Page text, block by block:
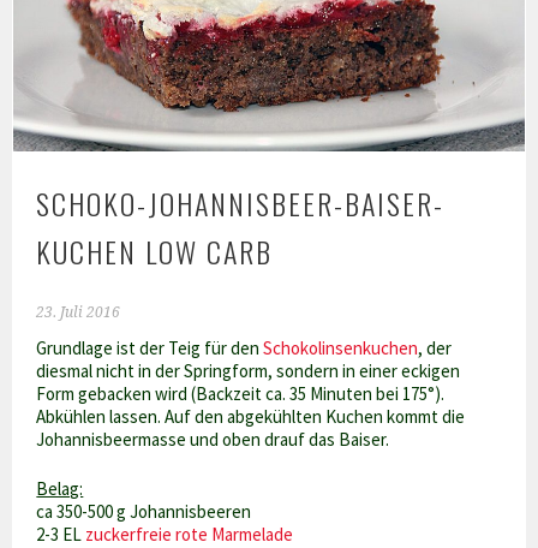
SCHOKO-JOHANNISBEER-BAISER-
KUCHEN LOW CARB
23. Juli 2016
Grundlage ist der Teig für denSchokolinsenkuchen, der
diesmal nicht in der Springform, sondern in einer eckigen
Form gebacken wird (Backzeit ca. 35 Minuten bei 175°).
Abkühlen lassen. Auf den abgekühlten Kuchen kommt die
Johannisbeermasse und oben drauf das Baiser.
Belag:
ca 350-500 g Johannisbeeren
2-3 EL zuckerfreie rote Marmelade